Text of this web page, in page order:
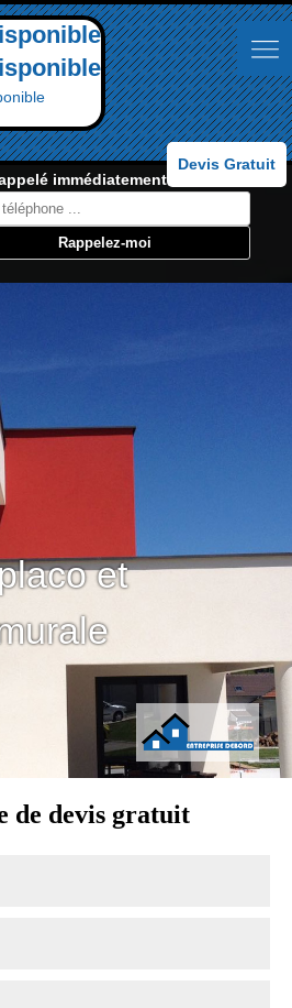
Devis Gratuit
immédiatement:
et
de devis gratuit